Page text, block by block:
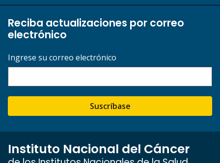
Reciba actualizaciones por correo
electrónico
Ingrese su correo electrónico
Suscríbase
Instituto Nacional del Cáncer